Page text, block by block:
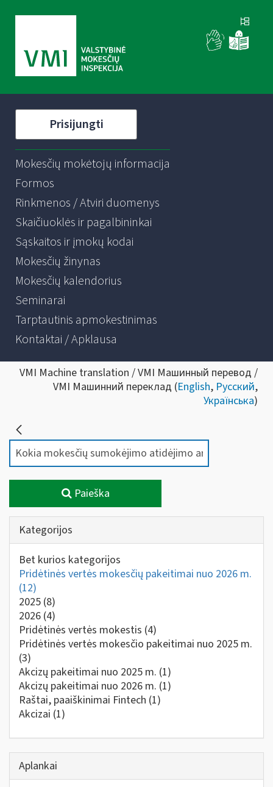
Prisijungti
Mokesčių mokėtojų informacija
Formos
Rinkmenos / Atviri duomenys
Skaičiuoklės ir pagalbininkai
Sąskaitos ir įmokų kodai
Mokesčių žinynas
Mokesčių kalendorius
Seminarai
Tarptautinis apmokestinimas
Kontaktai / Apklausa
VMI Machine translation / VMI Машинный перевод /
VMI Машинний переклад (English, Русский,
Українська)
Paieška
Kategorijos
Bet kurios kategorijos
Pridėtinės vertės mokesčių pakeitimai nuo 2026 m.
(12)
2025 (8)
2026 (4)
Pridėtinės vertės mokestis (4)
Pridėtinės vertės mokesčio pakeitimai nuo 2025 m.
(3)
Akcizų pakeitimai nuo 2025 m. (1)
Akcizų pakeitimai nuo 2026 m. (1)
Raštai, paaiškinimai Fintech (1)
Akcizai (1)
Aplankai